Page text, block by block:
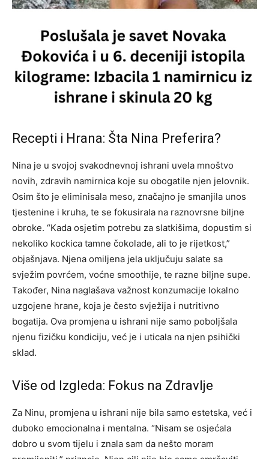
Recepti i Hrana: Šta Nina Preferira?
Nina je u svojoj svakodnevnoj ishrani uvela mnoštvo
novih, zdravih namirnica koje su obogatile njen jelovnik.
Osim što je eliminisala meso, značajno je smanjila unos
tjestenine i kruha, te se fokusirala na raznovrsne biljne
obroke. “Kada osjetim potrebu za slatkišima, dopustim si
nekoliko kockica tamne čokolade, ali to je rijetkost,”
objašnjava. Njena omiljena jela uključuju salate sa
svježim povrćem, voćne smoothije, te razne biljne supe.
Također, Nina naglašava važnost konzumacije lokalno
uzgojene hrane, koja je često svježija i nutritivno
bogatija. Ova promjena u ishrani nije samo poboljšala
njenu fizičku kondiciju, već je i uticala na njen psihički
sklad.
Više od Izgleda: Fokus na Zdravlje
Za Ninu, promjena u ishrani nije bila samo estetska, već i
duboko emocionalna i mentalna. “Nisam se osjećala
dobro u svom tijelu i znala sam da nešto moram